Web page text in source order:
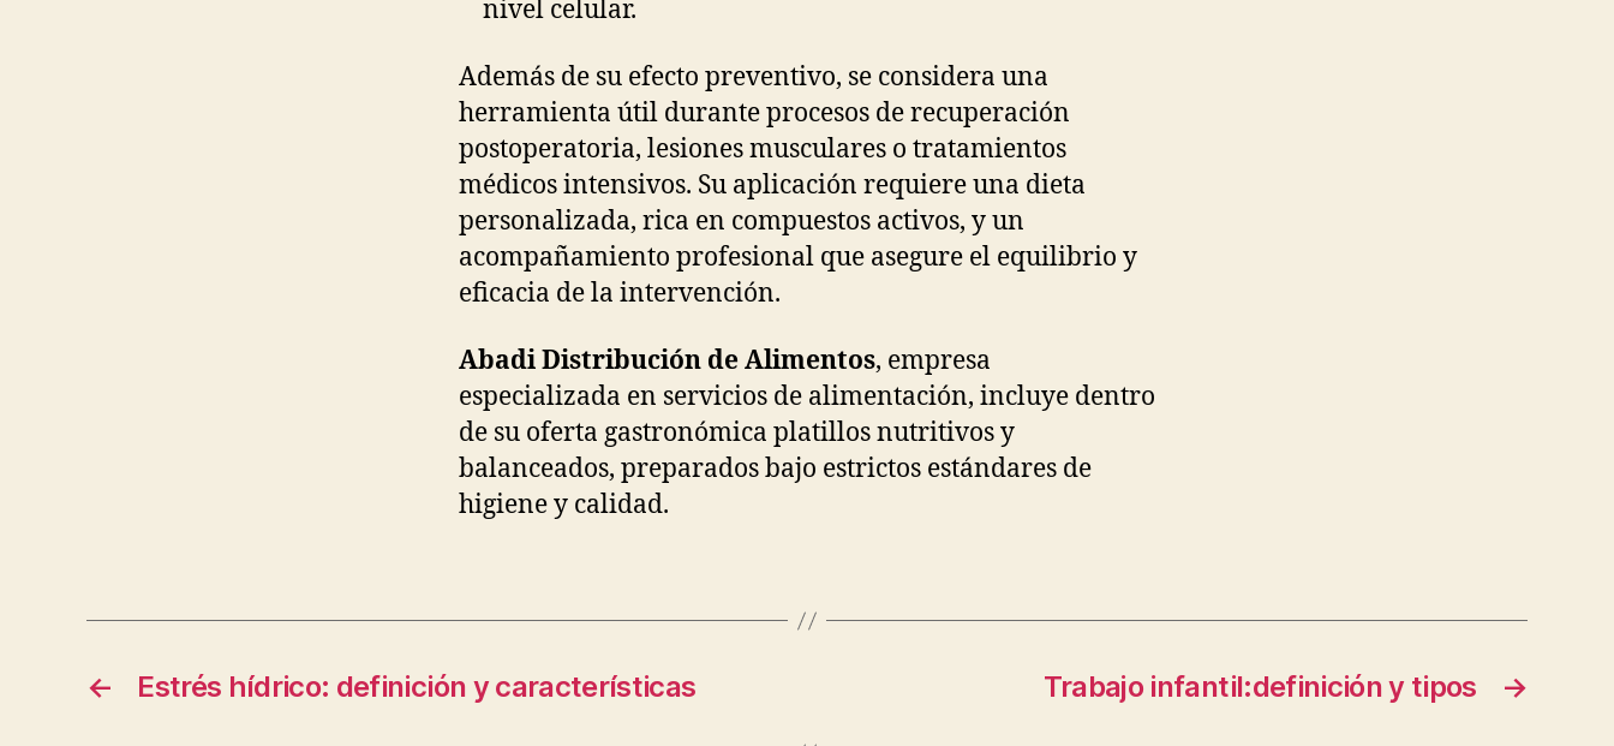
nivel celular.
Además de su efecto preventivo, se considera una
herramienta útil durante procesos de recuperación
postoperatoria, lesiones musculares o tratamientos
médicos intensivos. Su aplicación requiere una dieta
personalizada, rica en compuestos activos, y un
acompañamiento profesional que asegure el equilibrio y
eficacia de la intervención.
Abadi Distribución de Alimentos, empresa
especializada en servicios de alimentación, incluye dentro
de su oferta gastronómica platillos nutritivos y
balanceados, preparados bajo estrictos estándares de
higiene y calidad.
← Estrés hídrico: definición y características →
Trabajo infantil:definición y tipos